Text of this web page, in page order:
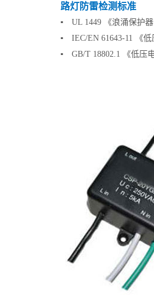
路灯防雷检测标准
▪ UL 1449 《浪涌保护器
▪ IEC/EN 61643-11 《低
▪ GB/T 18802.1 《低压